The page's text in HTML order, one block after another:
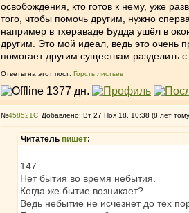
освобождения, кто готов к нему, уже
того, чтобы помочь другим, нужно
например в тхераваде Будда ушёл в
другим. Это мой идеал, ведь это очень
помогает другим существам разделить
Ответы на этот пост: Горсть листьев
№458521 Добавлено: Вт 27 Ноя 18, 10:38 (8 лет
Читатель пишет:
147
Нет бытия во время небытия.
Когда же бытие возникает?
Ведь небытие не исчезнет до тех